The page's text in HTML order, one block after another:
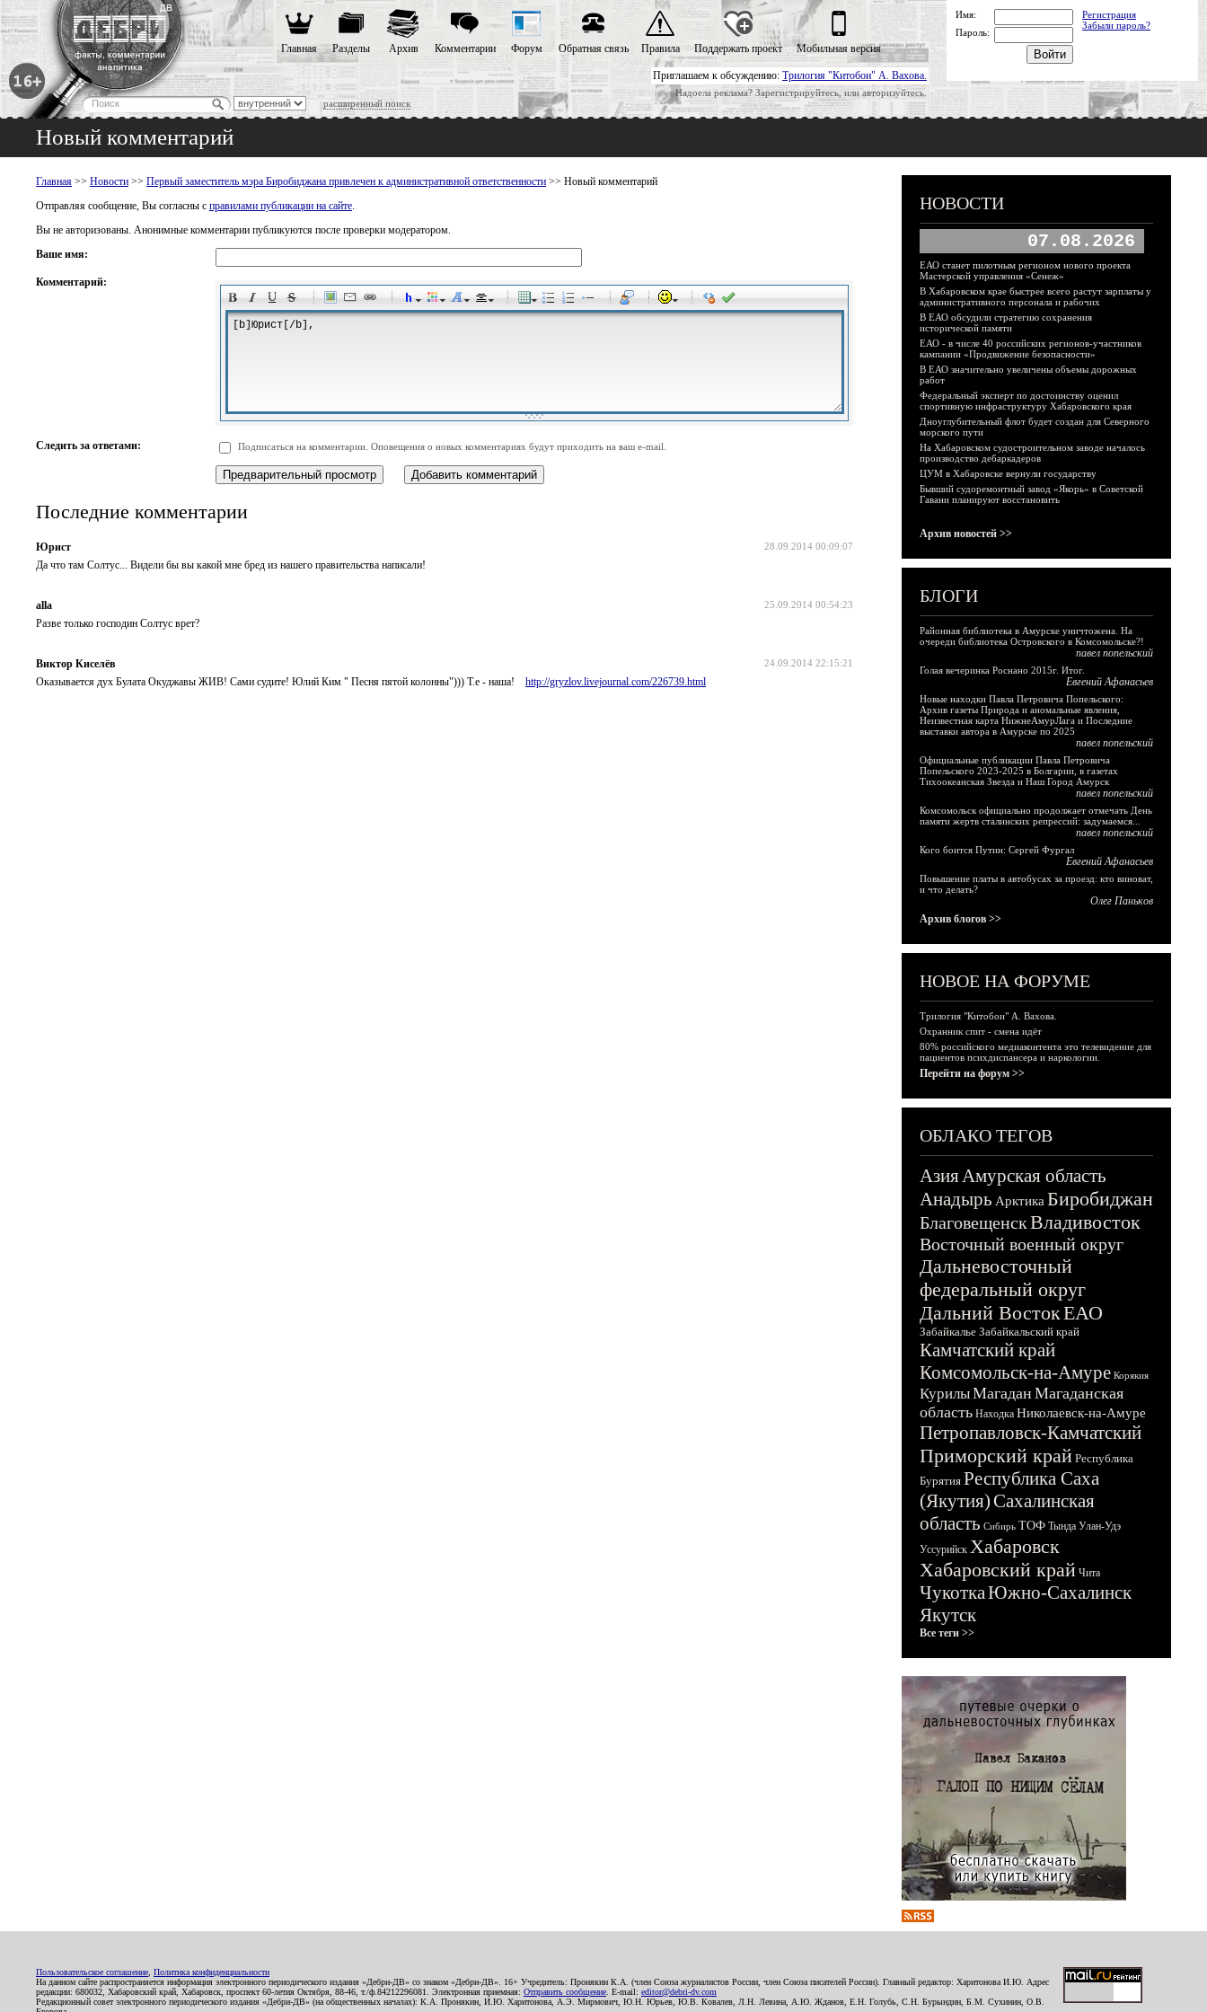
Приглашаем к обсуждению: Трилогия "Китобои" А. Вахова.
Надоела реклама? Зарегистрируйтесь, или авторизуйтесь.
расширенный поиск
Главная Разделы Архив Комментарии Форум Обратная связь Правила Поддержать проект Мобильная версия
Имя:
Регистрация
Забыли пароль?
Пароль:
Новый комментарий
Главная >> Новости >> Первый заместитель мэра Биробиджана привлечен к административной ответственности >> Новый комментарий
Отправляя сообщение, Вы согласны с правилами публикации на сайте.
Вы не авторизованы. Анонимные комментарии публикуются после проверки модератором.
Ваше имя:
Комментарий:
-
-
-
-
-
-
-
-
-
-
-
-
-
-
-
-
-
-
-
-
-
-
-
-
-
-
-
Следить за ответами: Подписаться на комментарии. Оповещения о новых комментариях будут приходить на ваш e-mail.
Последние комментарии
28.09.2014 00:09:07
Юрист
Да что там Солтус... Видели бы вы какой мне бред из нашего правительства написали!
25.09.2014 00:54:23
alla
Разве только господин Солтус врет?
24.09.2014 22:15:21
Виктор Киселёв
Оказывается дух Булата Окуджавы ЖИВ! Сами судите! Юлий Ким " Песня пятой колонны"))) Т.е - наша! http://gryzlov.livejournal.com/226739.html
НОВОСТИ
07.08.2026
ЕАО станет пилотным регионом нового проекта
Мастерской управления «Сенеж»
В Хабаровском крае быстрее всего растут зарплаты у
административного персонала и рабочих
В ЕАО обсудили стратегию сохранения
исторической памяти
ЕАО - в числе 40 российских регионов-участников
кампании «Продвижение безопасности»
В ЕАО значительно увеличены объемы дорожных
работ
Федеральный эксперт по достоинству оценил
спортивную инфраструктуру Хабаровского края
Дноуглубительный флот будет создан для Северного
морского пути
На Хабаровском судостроительном заводе началось
производство дебаркадеров
ЦУМ в Хабаровске вернули государству
Бывший судоремонтный завод «Якорь» в Советской
Гавани планируют восстановить
Архив новостей >>
БЛОГИ
Районная библиотека в Амурске уничтожена. На
очереди библиотека Островского в Комсомольске?!
павел попельский
Голая вечеринка Роснано 2015г. Итог.
Евгений Афанасьев
Новые находки Павла Петровича Попельского:
Архив газеты Природа и аномальные явления,
Неизвестная карта НижнеАмурЛага и Последние
выставки автора в Амурске по 2025
павел попельский
Официальные публикации Павла Петровича
Попельского 2023-2025 в Болгарии, в газетах
Тихоокеанская Звезда и Наш Город Амурск
павел попельский
Комсомольск официально продолжает отмечать День
памяти жертв сталинских репрессий: задумаемся...
павел попельский
Кого боится Путин: Сергей Фургал
Евгений Афанасьев
Повышение платы в автобусах за проезд: кто виноват,
и что делать?
Олег Паньков
Архив блогов >>
НОВОЕ НА ФОРУМЕ
Трилогия "Китобои" А. Вахова.
Охранник спит - смена идёт
80% российского медиаконтента это телевидение для
пациентов психдиспансера и наркологии.
Перейти на форум >>
ОБЛАКО ТЕГОВ
АзияАмурская область
Анадырь Арктика Биробиджан
БлаговещенскВладивосток
Восточный военный округ
Дальневосточный
федеральный округ
Дальний ВостокЕАО
Забайкалье Забайкальский край
Камчатский край
Комсомольск-на-Амуре Корякия
КурилыМагадан Магаданская
область Находка Николаевск-на-Амуре
Петропавловск-Камчатский
Приморский край Республика
Бурятия Республика Саха
(Якутия)Сахалинская
область Сибирь ТОФ Тында Улан-Удэ
Уссурийск Хабаровск
Хабаровский край Чита
ЧукоткаЮжно-Сахалинск
Якутск
Все теги >>
Пользовательское соглашение Политика конфиденциальности
На данном сайте распространяется информация электронного периодического издания «Дебри-ДВ» со знаком «Дебри-ДВ». 16+ Учредитель: Пронякин К.А. (член Союза журналистов России, член Союза писателей России). Главный редактор: Харитонова И.Ю. Адрес
редакции: 680032, Хабаровский край, Хабаровск, проспект 60-летия Октября, 88-46, т./ф.84212296081. Электронная приемная: Отправить сообщение . E-mail: editor@debri-dv.com
Редакционный совет электронного периодического издания «Дебри-ДВ» (на общественных началах): К.А. Пронякин, И.Ю. Харитонова, А.Э. Мирмович, Ю.Н. Юрьев, Ю.В. Ковалев, Л.Н. Левина, А.Ю. Жданов, Е.Н. Голубь, С.Н. Бурындин, Б.М. Сухинин, О.В.